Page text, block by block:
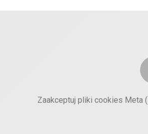
Zaakceptuj pliki cookies Meta